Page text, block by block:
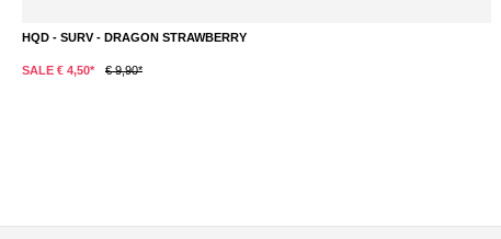
HQD - SURV - DRAGON STRAWBERRY
SALE € 4,50* € 9,90*
DETAILS